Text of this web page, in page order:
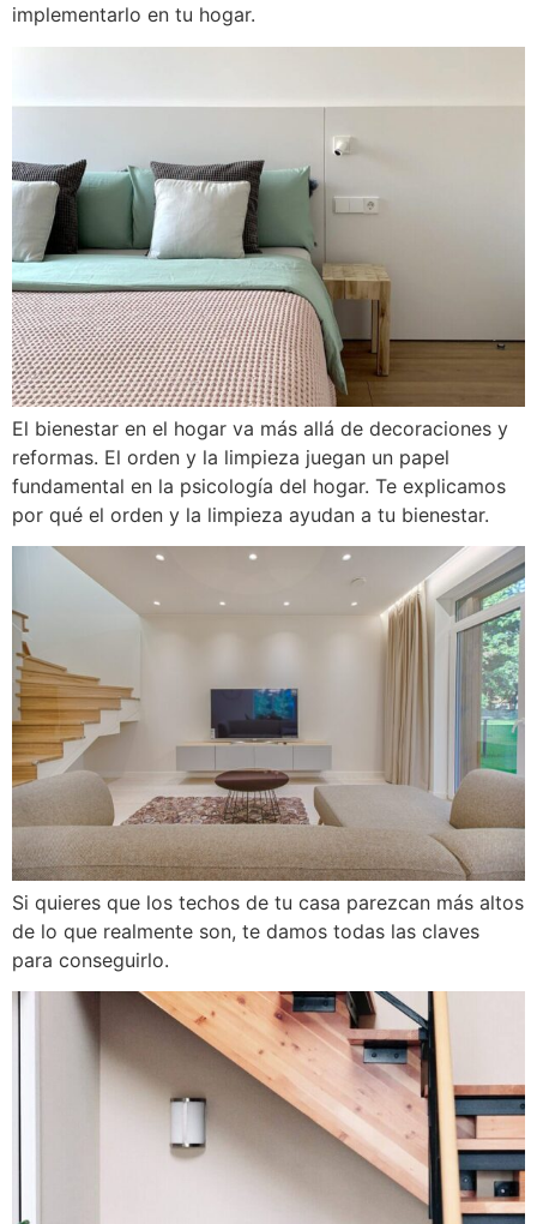
implementarlo en tu hogar.
El bienestar en el hogar va más allá de decoraciones y
reformas. El orden y la limpieza juegan un papel
fundamental en la psicología del hogar. Te explicamos
por qué el orden y la limpieza ayudan a tu bienestar.
Si quieres que los techos de tu casa parezcan más altos
de lo que realmente son, te damos todas las claves
para conseguirlo.